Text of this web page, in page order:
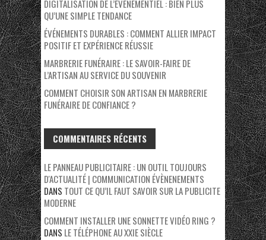
DIGITALISATION DE L’ÉVÉNEMENTIEL : BIEN PLUS
QU’UNE SIMPLE TENDANCE
ÉVÉNEMENTS DURABLES : COMMENT ALLIER IMPACT
POSITIF ET EXPÉRIENCE RÉUSSIE
MARBRERIE FUNÉRAIRE : LE SAVOIR-FAIRE DE
L’ARTISAN AU SERVICE DU SOUVENIR
COMMENT CHOISIR SON ARTISAN EN MARBRERIE
FUNÉRAIRE DE CONFIANCE ?
COMMENTAIRES RÉCENTS
LE PANNEAU PUBLICITAIRE : UN OUTIL TOUJOURS
D'ACTUALITÉ | COMMUNICATION ÉVÈNENEMENTS
DANS TOUT CE QU’IL FAUT SAVOIR SUR LA PUBLICITE
MODERNE
COMMENT INSTALLER UNE SONNETTE VIDÉO RING ?
DANS LE TÉLÉPHONE AU XXIE SIÈCLE